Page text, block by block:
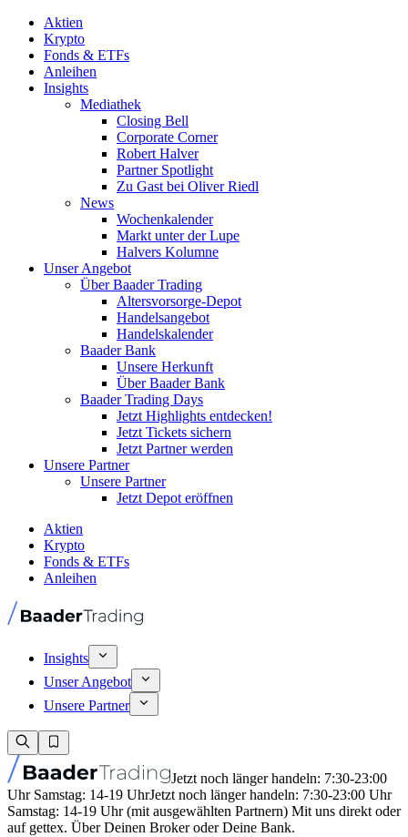
Aktien
Krypto
Fonds & ETFs
Anleihen
Insights
Mediathek
Closing Bell
Corporate Corner
Robert Halver
Partner Spotlight
Zu Gast bei Oliver Riedl
News
Wochenkalender
Markt unter der Lupe
Halvers Kolumne
Unser Angebot
Über Baader Trading
Altersvorsorge-Depot
Handelsangebot
Handelskalender
Baader Bank
Unsere Herkunft
Über Baader Bank
Baader Trading Days
Jetzt Highlights entdecken!
Jetzt Tickets sichern
Jetzt Partner werden
Unsere Partner
Unsere Partner
Jetzt Depot eröffnen
Aktien
Krypto
Fonds & ETFs
Anleihen
Insights
Unser Angebot
Unsere Partner
Jetzt noch länger handeln: 7:30-23:00
Uhr Samstag: 14-19 UhrJetzt noch länger handeln: 7:30-23:00 Uhr
Samstag: 14-19 Uhr (mit ausgewählten Partnern) Mit uns direkt oder
auf gettex. Über Deinen Broker oder Deine Bank.